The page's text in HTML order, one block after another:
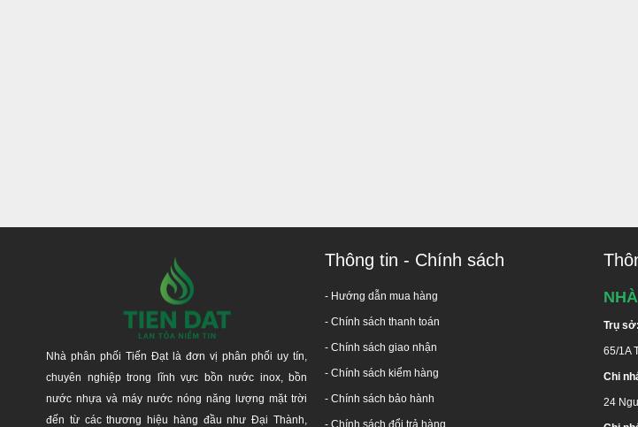
Kho Bình Chánh:Tỉnh lộ 10, Xã Lê Minh Xuân, H. Bình Chánh, TP.HCM
Hotline: 1800 646486 (
Nhà phân phối Tiến Đạt là đơn vị phân phối uy tín,
chuyên nghiệp trong lĩnh vực bồn nước inox, bồn
nước nhựa và máy nước nóng năng lượng mặt trời
đến từ các thương hiệu hàng đầu như Đại Thành,
Thông tin - Chính sách
- Hướng dẫn mua hàng
- Chính sách thanh toán
- Chính sách giao nhận
- Chính sách kiểm hàng
- Chính sách bảo hành
- Chính sách đổi trả hàng
Trụ sở:
65/1A
Chi
24